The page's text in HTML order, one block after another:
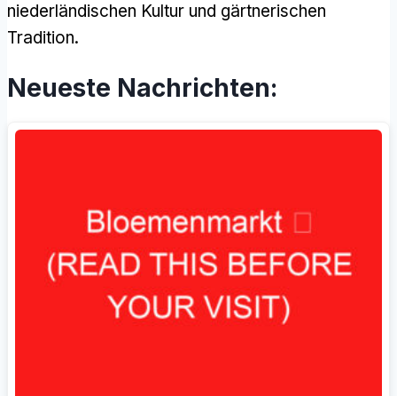
niederländischen Kultur und gärtnerischen
Tradition.
Neueste Nachrichten: